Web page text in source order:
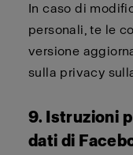
In caso di
personali, te le
versione
sulla privacy
9. Istruzioni
dati di